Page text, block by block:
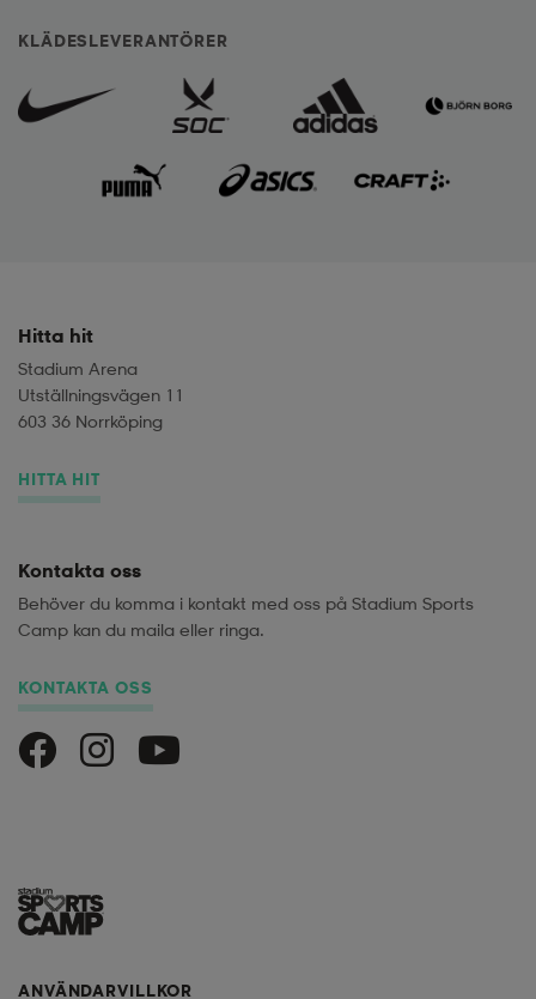
KLÄDESLEVERANTÖRER
Hitta hit
Stadium Arena
Utställningsvägen 11
603 36 Norrköping
HITTA HIT
Kontakta oss
Behöver du komma i kontakt med oss på Stadium Sports
Camp kan du maila eller ringa.
KONTAKTA OSS
Stadium Sports Camp på Facebook
Stadium Sports Camp på Instagram
ANVÄNDARVILLKOR